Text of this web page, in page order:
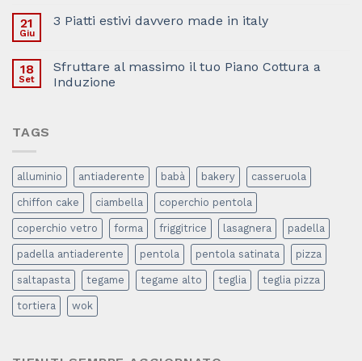
21
Giu
3 Piatti estivi davvero made in italy
18
Set
Sfruttare al massimo il tuo Piano Cottura a
Induzione
TAGS
alluminio antiaderente babà bakery casseruola
chiffon cake ciambella coperchio pentola
coperchio vetro forma friggitrice lasagnera padella
padella antiaderente pentola pentola satinata pizza
saltapasta tegame tegame alto teglia teglia pizza
tortiera wok